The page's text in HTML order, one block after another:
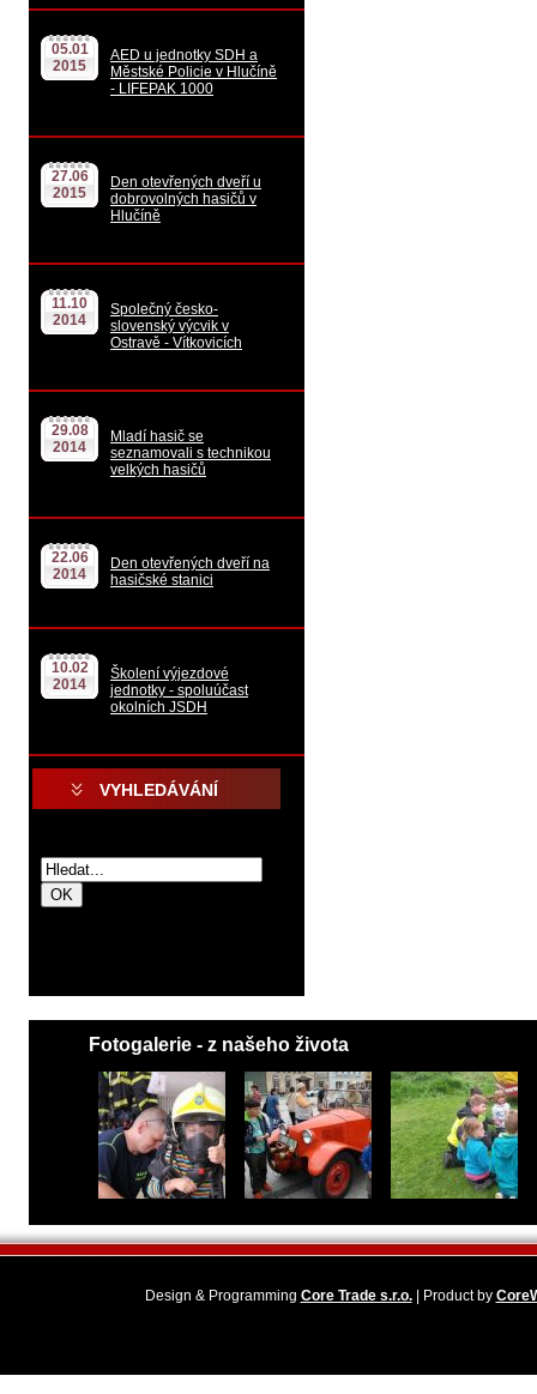
05.01
2015
AED u jednotky SDH a
Městské Policie v Hlučíně
- LIFEPAK 1000
27.06
2015
Den otevřených dveří u
dobrovolných hasičů v
Hlučíně
11.10
2014
Společný česko-
slovenský výcvik v
Ostravě - Vítkovicích
29.08
2014
Mladí hasič se
seznamovali s technikou
velkých hasičů
22.06
2014
Den otevřených dveří na
hasičské stanici
10.02
2014
Školení výjezdové
jednotky - spoluúčast
okolních JSDH
VYHLEDÁVÁNÍ
Fotogalerie - z našeho života
Design & Programming Core Trade s.r.o.| Product by